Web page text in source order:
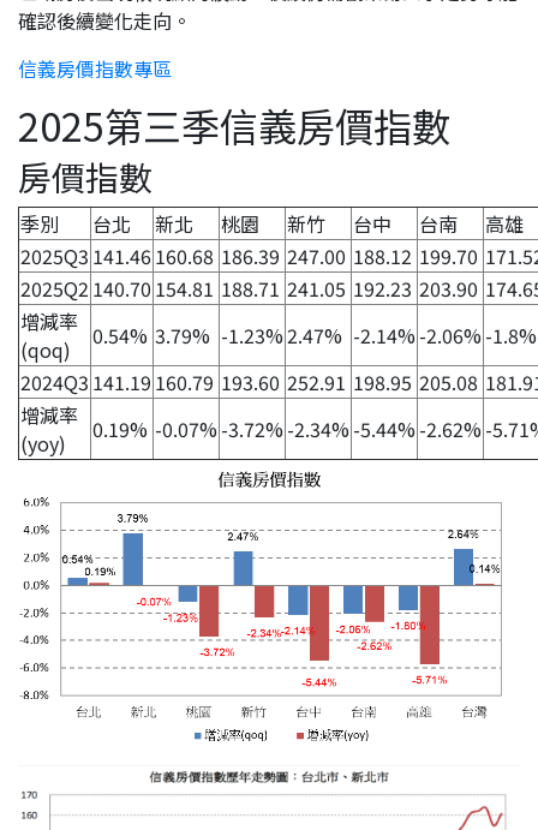
確認後續變化走向。
信義房價指數專區
2025第三季信義房價指數
房價指數
季別 台北 新北 桃園 新竹 台中 台南
高雄
2025Q3 141.46160.68 186.39 247.00 188.12 199.70
2025Q2 140.70 154.81 188.71 241.05 192.23 203.90
增減率
(qoq)
0.54% 3.79% -1.23%2.47% -2.14% -2.06% -1.8%
2024Q3 141.19 160.79 193.60 252.91 198.95 205.08
增減率
(yoy)
0.19% -0.07% -3.72% -2.34% -5.44% -2.62% -